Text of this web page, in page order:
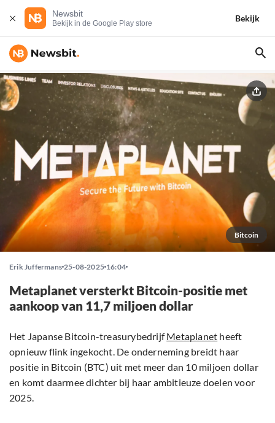
Newsbit
Bekijk in de Google Play store
Bekijk
Bitcoin
Erik Juffermans 25-08-2025 16:04
Metaplanet versterkt Bitcoin-positie met
aankoop van 11,7 miljoen dollar
Het Japanse Bitcoin-treasurybedrijfMetaplanet heeft
opnieuw flink ingekocht. De onderneming breidt haar
positie in Bitcoin (BTC) uit met meer dan 10 miljoen dollar
en komt daarmee dichter bij haar ambitieuze doelen voor
2025.